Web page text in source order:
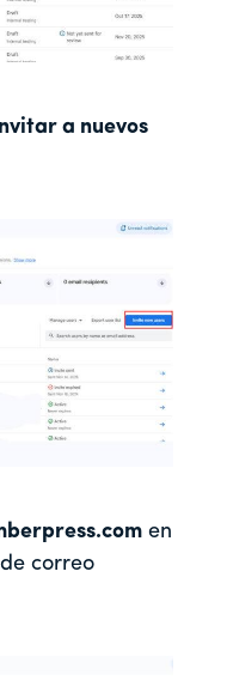
a nuevos
en
correo